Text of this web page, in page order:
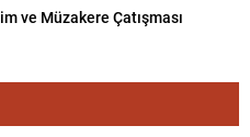
ve Müzakere Çatışması